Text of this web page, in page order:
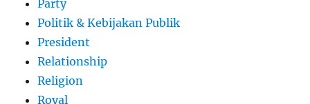
Party
Politik & Kebijakan Publik
President
Relationship
Religion
Royal